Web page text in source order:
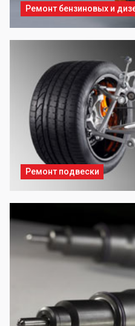
Ремонт бензиновых и
Ремонт подвески